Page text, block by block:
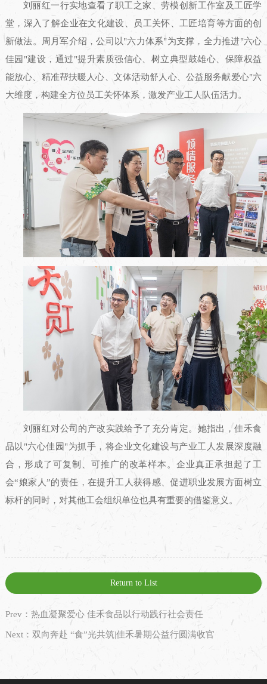
刘丽红一行实地查看了职工之家、劳模创新工作室及工匠学
堂，深入了解企业在文化建设、员工关怀、工匠培育等方面的创
新做法。周月军介绍，公司以"六力体系"为支撑，全力推进"六心
佳园"建设，通过"提升素质强信心、树立典型鼓雄心、保障权益
能放心、精准帮扶暖人心、文体活动舒人心、公益服务献爱心"六
大维度，构建全方位员工关怀体系，激发产业工人队伍活力。
刘丽红对公司的产改实践给予了充分肯定。她指出，佳禾食
品以"六心佳园"为抓手，将企业文化建设与产业工人发展深度融
合，形成了可复制、可推广的改革样本。企业真正承担起了工
会“娘家人”的责任，在提升工人获得感、促进职业发展方面树立
标杆的同时，对其他工会组织单位也具有重要的借鉴意义。
Return to List
Prev：热血凝聚爱心 佳禾食品以行动践行社会责任
Next：双向奔赴 “食”光共筑|佳禾暑期公益行圆满收官